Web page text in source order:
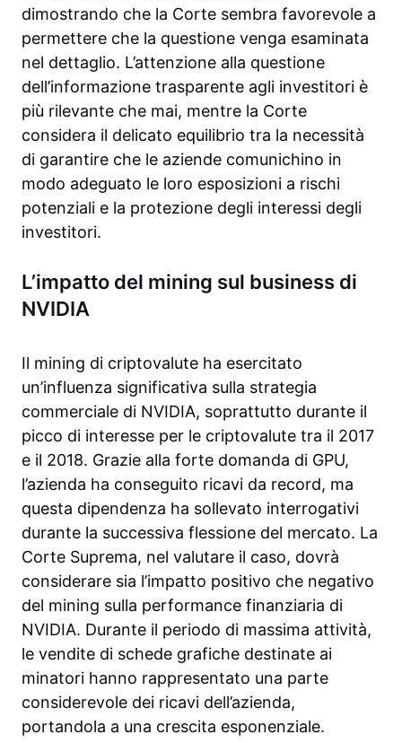
dimostrando che la Corte sembra favorevole a
permettere che la questione venga esaminata
nel dettaglio. L’attenzione alla questione
dell’informazione trasparente agli investitori è
più rilevante che mai, mentre la Corte
considera il delicato equilibrio tra la necessità
di garantire che le aziende comunichino in
modo adeguato le loro esposizioni a rischi
potenziali e la protezione degli interessi degli
investitori.
L’impatto del mining sul business di
NVIDIA
Il mining di criptovalute ha esercitato
un’influenza significativa sulla strategia
commerciale di NVIDIA, soprattutto durante il
picco di interesse per le criptovalute tra il 2017
e il 2018. Grazie alla forte domanda di GPU,
l’azienda ha conseguito ricavi da record, ma
questa dipendenza ha sollevato interrogativi
durante la successiva flessione del mercato. La
Corte Suprema, nel valutare il caso, dovrà
considerare sia l’impatto positivo che negativo
del mining sulla performance finanziaria di
NVIDIA. Durante il periodo di massima attività,
le vendite di schede grafiche destinate ai
minatori hanno rappresentato una parte
considerevole dei ricavi dell’azienda,
portandola a una crescita esponenziale.